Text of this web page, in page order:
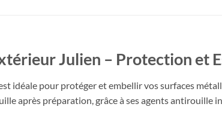
Julien – Protection et
idéale pour protéger et embellir vos surfaces
après préparation, grâce à ses agents antirouille